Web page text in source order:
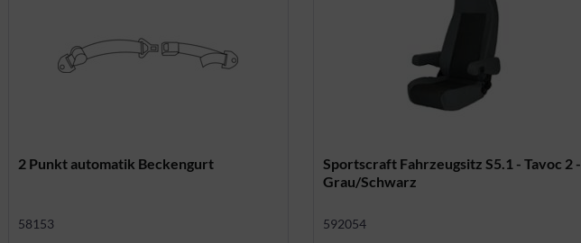
2 Punkt automatik Beckengurt
58153
Sportscraft Fahrzeugsitz S5.1 - Tavoc 2 -
Grau/Schwarz
592054